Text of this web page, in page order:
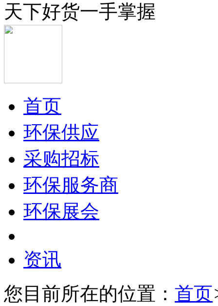
天下好货一手掌握
首页
环保供应
采购招标
环保服务商
环保展会
资讯
您目前所在的位置： 首页